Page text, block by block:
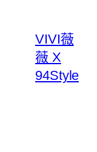
VIVI薇
薇 X
94Style